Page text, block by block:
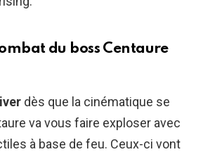
du boss Centaure
dès que la cinématique se
va vous faire exploser avec
à base de feu. Ceux-ci vont